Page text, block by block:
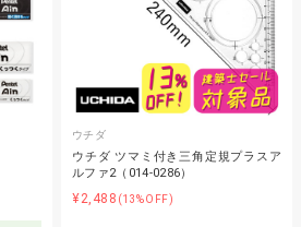
ウチダ
ウチダ ツマミ付き三角定規プラスア
ルファ2（014-0286）
¥2,488 (13%OFF)